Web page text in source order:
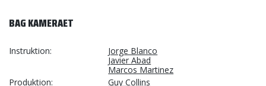
BAG KAMERAET
Instruktion
Jorge Blanco
Javier Abad
Marcos Martinez
Produktion
Guy Collins